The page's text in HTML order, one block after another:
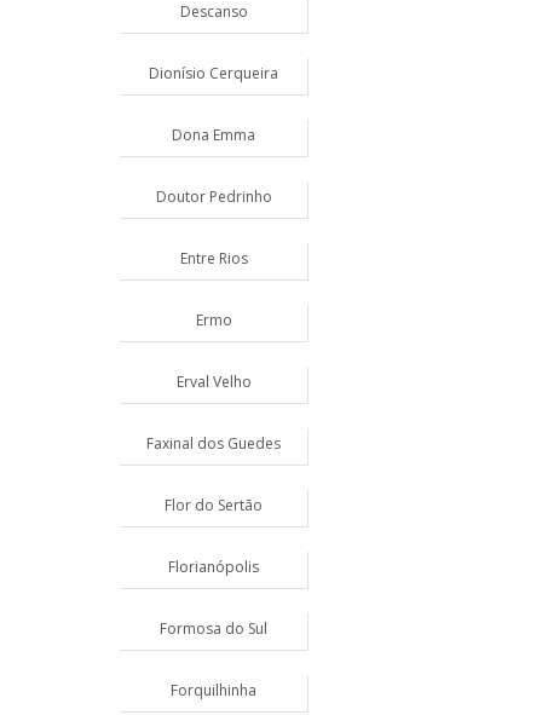
Descanso
Dionísio Cerqueira
Dona Emma
Doutor Pedrinho
Entre Rios
Ermo
Erval Velho
Faxinal dos Guedes
Flor do Sertão
Florianópolis
Formosa do Sul
Forquilhinha